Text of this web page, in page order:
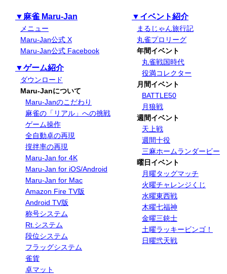
▼麻雀 Maru-Jan
メニュー
Maru-Jan公式 X
Maru-Jan公式 Facebook
▼ゲーム紹介
ダウンロード
Maru-Janについて
Maru-Janのこだわり
麻雀の「リアル」への挑戦
ゲーム操作
全自動卓の再現
撹拌率の再現
Maru-Jan for 4K
Maru-Jan for iOS/Android
Maru-Jan for Mac
Amazon Fire TV版
Android TV版
称号システム
Rt.システム
段位システム
フラッグシステム
雀貨
卓マット
▼イベント紹介
まるじゃん旅行記
丸雀プロリーグ
年間イベント
丸雀戦国時代
役満コレクター
月間イベント
BATTLE50
月狼戦
週間イベント
天上戦
週間十役
三麻ホームランダービー
曜日イベント
月曜タッグマッチ
火曜チャレンジくじ
水曜東西戦
木曜七福神
金曜三銃士
土曜ラッキービンゴ！
日曜弐天戦